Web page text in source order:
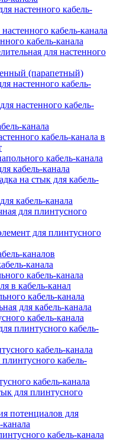
настенного кабель-
кабель-канала
кабель-канала
для настенного
(парапетный)
настенного кабель-
настенного кабель-
канала
кабель-канала в
кабель-канала
кабель-канала
на стык для кабель-
кабель-канала
для плинтусного
для плинтусного
каналов
канала
кабель-канала
в кабель-канал
кабель-канала
для кабель-канала
кабель-канала
плинтусного кабель-
кабель-канала
кабель-
кабель-канала
для плинтусного
потенциалов для
канала
кабель-канала